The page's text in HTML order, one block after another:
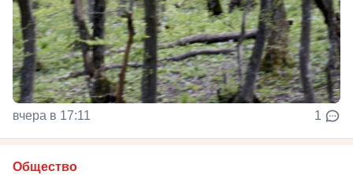
вчера в 17:11 1
Общество